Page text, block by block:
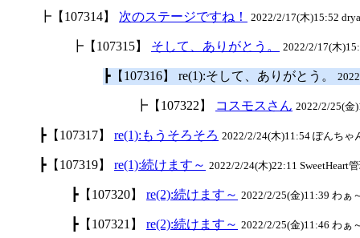
┣【107314】 次のステージですね！ 2022/2/17(木)15:52
┣【107315】 そして、ありがとう。 2022/2/17(木
┣【107316】 re(1):そして、ありがとう。
┣【107322】 コスモスさん 2022/2/25(金
┣【107317】 re(1):もうそろそろ 2022/2/24(木)11:54 ぽんちゃ
┣【107319】 re(1):続けます～ 2022/2/24(木)22:11 SweetHeart
┣【107320】 re(2):続けます～ 2022/2/25(金)11:39 わぁ
┣【107321】 re(2):続けます～ 2022/2/25(金)11:46 わぁ